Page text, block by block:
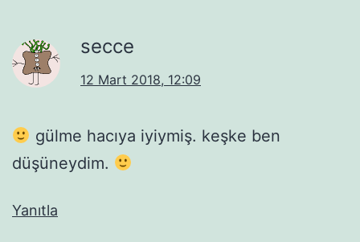
secce
12 Mart 2018, 12:09
gülme hacıya iyiymiş. keşke ben
düşüneydim.
Yanıtla